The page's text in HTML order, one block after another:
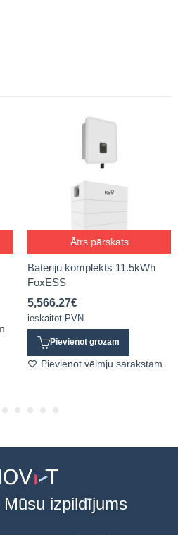
Ātrs pārskats
Bateriju komplekts 11.5kWh
FoxESS
5,566.27€
ieskaitot PVN
Pievienot grozam
Pievienot vēlmju sarakstam
izpildījums